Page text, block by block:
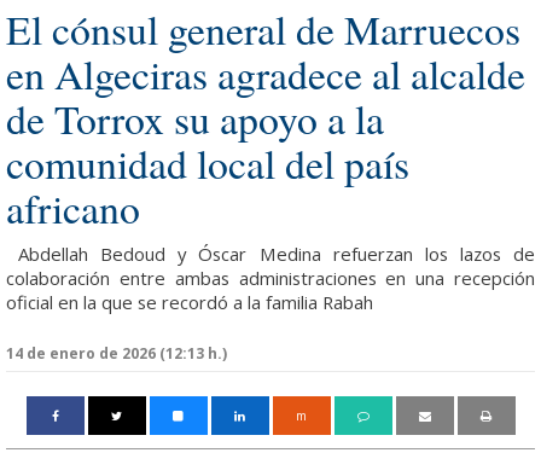
El cónsul general de Marruecos
en Algeciras agradece al alcalde
de Torrox su apoyo a la
comunidad local del país
africano
Abdellah Bedoud y Óscar Medina refuerzan los lazos de
colaboración entre ambas administraciones en una recepción
oficial en la que se recordó a la familia Rabah
14 de enero de 2026 (12:13 h.)
m